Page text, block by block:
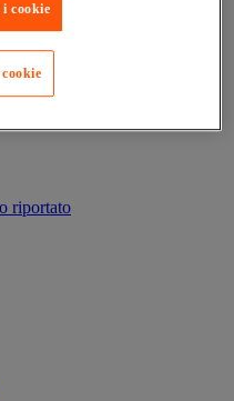
bituminoso
riportato
cookie